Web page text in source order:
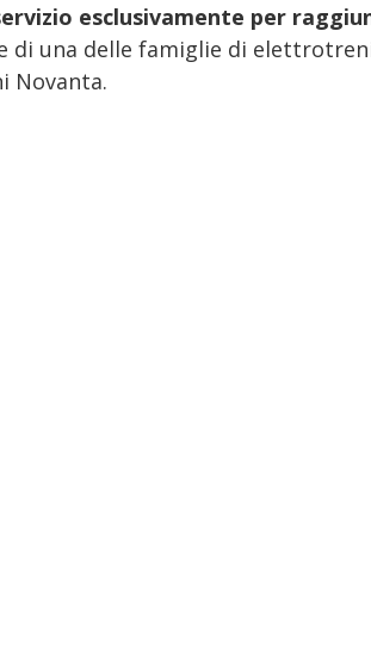
esclusivamente per
di una delle famiglie di
Novanta.